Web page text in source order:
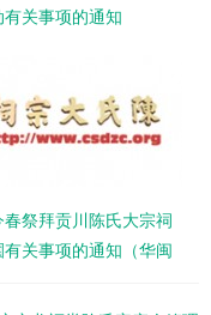
关事项的通知
春祭拜贡川陈氏大宗祠
关事项的通知（华闽
研会）丶永安大易陈